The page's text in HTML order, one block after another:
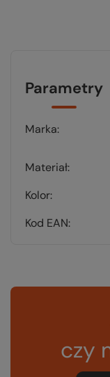
Parametry
Marka
Materiał
Kolor
Kod EAN
czy